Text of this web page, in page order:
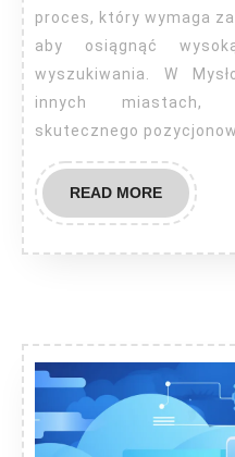
proces, który wymaga
aby osiągnąć
wyszukiwania. W
innych miastach,
skutecznego
READ MOREREAD
MORE